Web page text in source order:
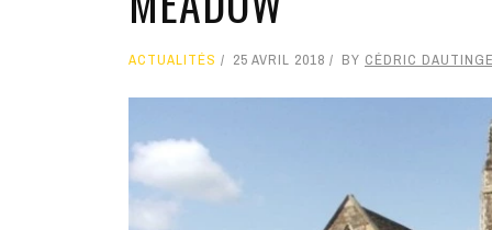
ACTUALITÉS 25 AVRIL 2018 BY CÉDRIC